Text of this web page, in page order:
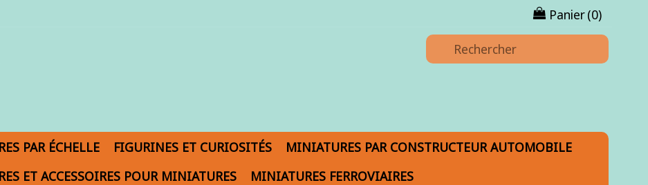
Panier(0)
PAR ÉCHELLE FIGURINES ET CURIOSITÉS
MINIATURES PAR CONSTRUCTEUR AUTOMOBILE
ET ACCESSOIRES POUR MINIATURES
MINIATURES FERROVIAIRES